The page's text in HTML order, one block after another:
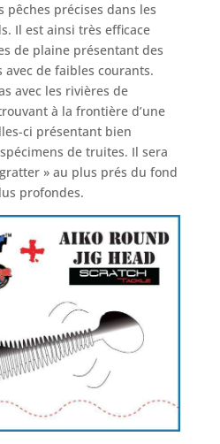
précises dans les
Il est ainsi très efficace
de plaine présentant des
de faibles courants.
avec les rivières de
à la frontière d’une
ci présentant bien
de truites. Il sera
» au plus prés du fond
profondes.